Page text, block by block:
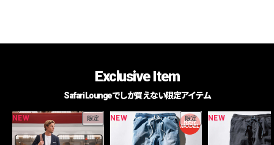
Exclusive Item
Safari Loungeでしか買えない限定アイテム
NEW 限定 NEW 限定 NEW